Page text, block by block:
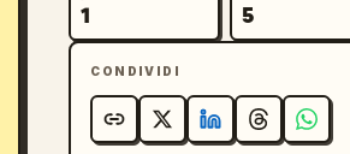
1 5
CONDIVIDI